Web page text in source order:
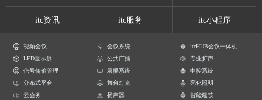
itc资讯 itc服务 itc小程序
视频会议 会议系统
itcHUB会议一体机
LED显示屏
公共广播
专业扩声
信号传输管理
录播系统
中控系统
分布式平台
舞台灯光
亮化照明
云会务
扬声器
智能建筑